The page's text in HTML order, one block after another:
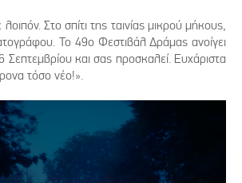
Στο σπίτι της ταινίας μικρού μήκους,
Το 49ο Φεστιβάλ Δράμας ανοίγει
Σεπτεμβρίου και σας προσκαλεί. Ευχάριστα
τόσο νέο!».